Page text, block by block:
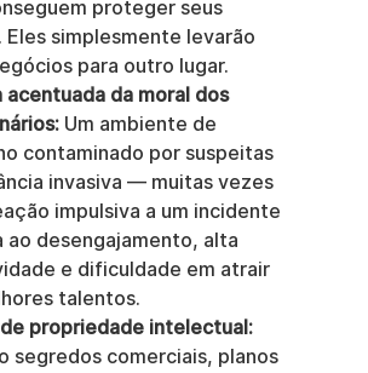
proteger seus
Eles simplesmente levarão
para outro lugar.
acentuada da moral dos
Um ambiente de
contaminado por suspeitas
invasiva — muitas vezes
impulsiva a um incidente
desengajamento, alta
e dificuldade em atrair
talentos.
de propriedade intelectual:
segredos comerciais, planos